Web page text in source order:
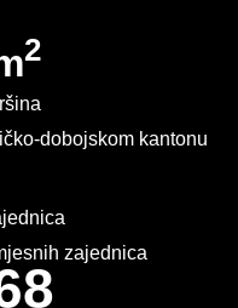
2
dobojskom kantonu
zajednica